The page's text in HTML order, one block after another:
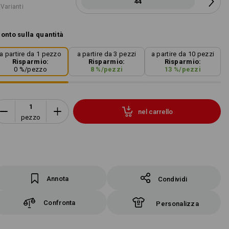
sulla quantità
a partire da 1 pezzo
Risparmio:
0 %/pezzo
a partire da 3 pezzi
Risparmio:
8%/pezzi
a partire da 10 pezzi
Risparmio:
13 %/pezzi
pezzo
nel carrello
Annota Condividi
Confronta Personalizza